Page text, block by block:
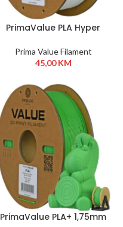
PrimaValue PLA Hyper
Prima Value Filament
45,00KM
PrimaValue PLA+ 1,75mm